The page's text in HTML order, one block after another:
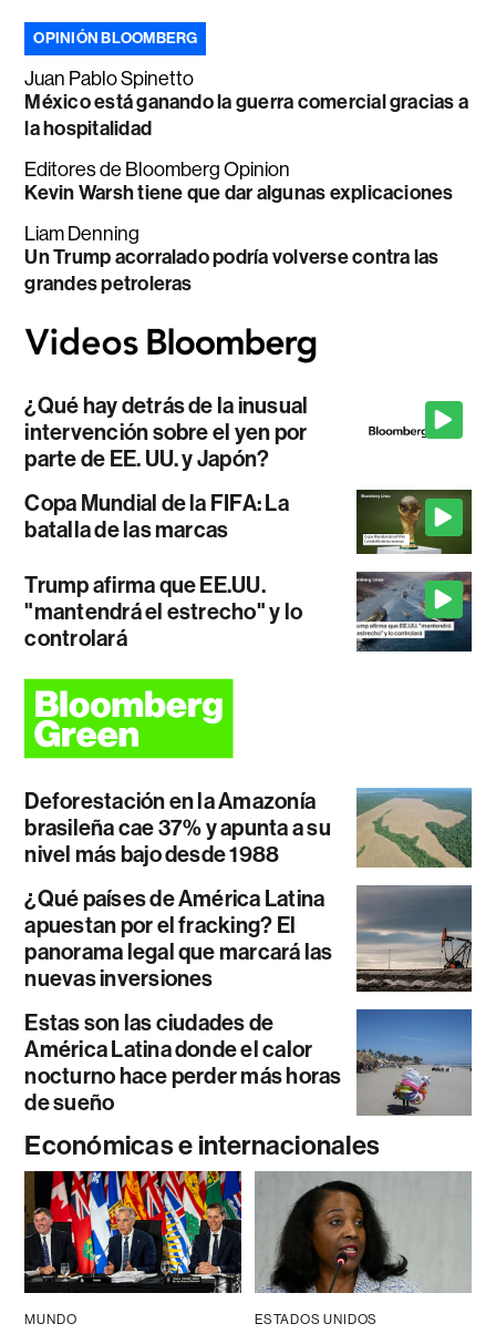
OPINIÓN BLOOMBERG
Juan Pablo Spinetto
México está ganando la guerra comercial gracias a
la hospitalidad
Editores de Bloomberg Opinion
Kevin Warsh tiene que dar algunas explicaciones
Liam Denning
Un Trump acorralado podría volverse contra las
grandes petroleras
¿Qué hay detrás de la inusual
intervención sobre el yen por
parte de EE. UU. y Japón?
Copa Mundial de la FIFA: La
batalla de las marcas
Trump afirma que EE.UU.
"mantendrá el estrecho" y lo
controlará
Deforestación en la Amazonía
brasileña cae 37% y apunta a su
nivel más bajo desde 1988
¿Qué países de América Latina
apuestan por el fracking? El
panorama legal que marcará las
nuevas inversiones
Estas son las ciudades de
América Latina donde el calor
nocturno hace perder más horas
de sueño
Económicas e internacionales
MUNDO ESTADOS UNIDOS